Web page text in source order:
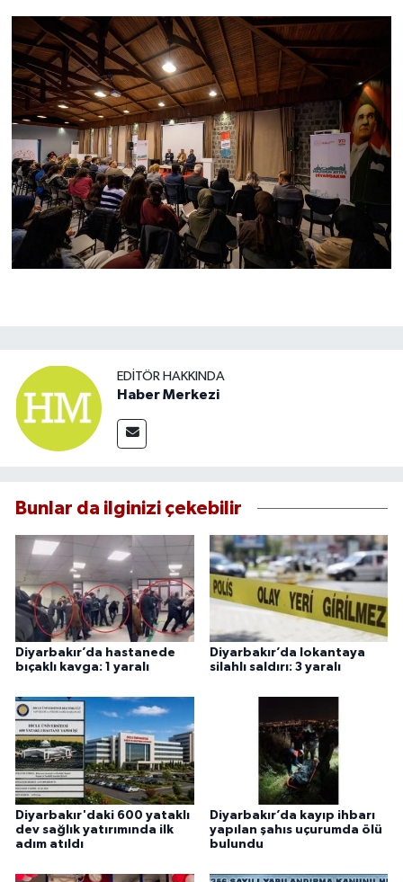
EDITÖR HAKKINDA
Haber Merkezi
Bunlar da ilginizi çekebilir
Diyarbakır’da hastanede
bıçaklı kavga: 1 yaralı
Diyarbakır’da lokantaya
silahlı saldırı: 3 yaralı
Diyarbakır'daki 600 yataklı
dev sağlık yatırımında ilk
adım atıldı
Diyarbakır’da kayıp ihbarı
yapılan şahıs uçurumda ölü
bulundu